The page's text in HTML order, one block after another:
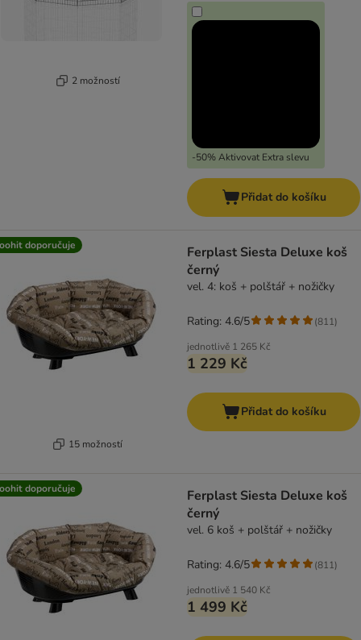
2 možností
-50% Aktivovat Extra slevu
Přidat do košíku
doporučuje
15 možností
Ferplast Siesta Deluxe koš
černý
vel. 4: koš + polštář + nožičky
jednotlivě 1 265 Kč
1 229 Kč
Rating: 4.6/5 (811)
Přidat do košíku
doporučuje
Ferplast Siesta Deluxe koš
černý
vel. 6 koš + polštář + nožičky
jednotlivě 1 540 Kč
1 499 Kč
Rating: 4.6/5 (811)